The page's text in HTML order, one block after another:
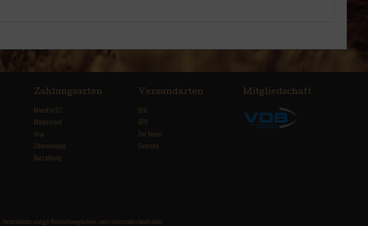
Zahlungsarten
Maestro/EC
Mastercard
Visa
Überweisung
Barzahlung
Versandarten
DHL
DPD
Der Kurier
Overnite
Mitgliedschaft
Versandkosten und ggf. Nachnahmegebühren, wenn nicht anders beschrieben